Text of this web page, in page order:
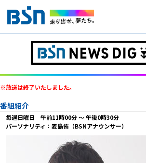
ホーム
テレビ
アナウンサー
イベント
※放送は終了いたしました。
番組紹介
毎週日曜日 午前11時00分 ～ 午後0時30分
パーソナリティ：麦島侑（BSNアナウンサー）